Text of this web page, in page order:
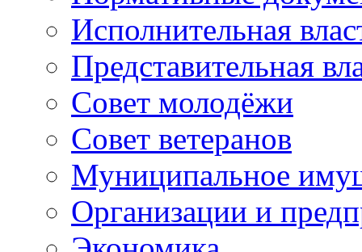
Исполнительная
Представительная
Совет молодёжи
Совет ветеранов
Муниципальное
Организации и